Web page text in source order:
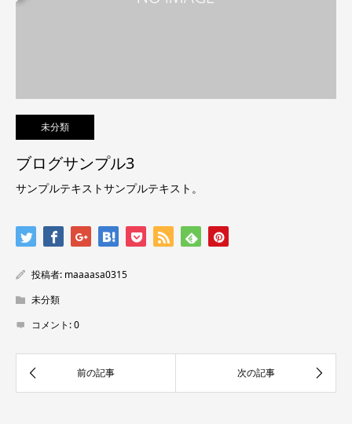
未分類
ブログサンプル3
サンプルテキストサンプルテキスト。
投稿者: maaaasa0315
未分類
コメント:0